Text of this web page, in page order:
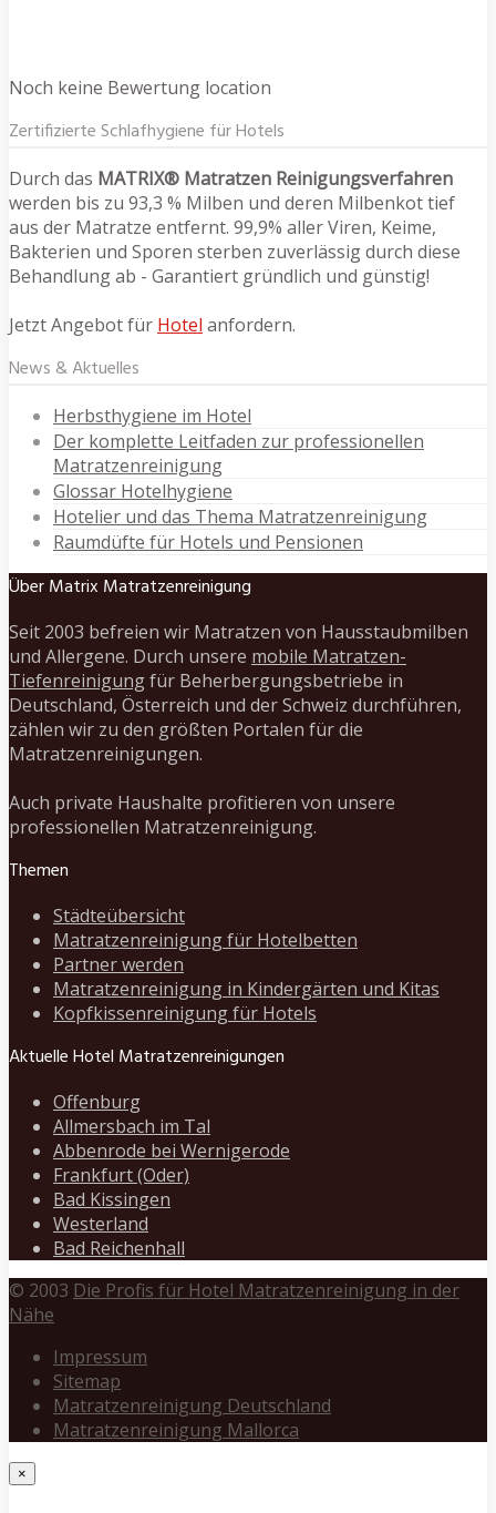
Noch keine Bewertung location
Zertifizierte Schlafhygiene für Hotels
Durch das MATRIX® Matratzen Reinigungsverfahren
werden bis zu 93,3 % Milben und deren Milbenkot tief
aus der Matratze entfernt. 99,9% aller Viren, Keime,
Bakterien und Sporen sterben zuverlässig durch diese
Behandlung ab - Garantiert gründlich und günstig!
Jetzt Angebot für Hotel anfordern.
News & Aktuelles
Herbsthygiene im Hotel
Der komplette Leitfaden zur professionellen
Matratzenreinigung
Glossar Hotelhygiene
Hotelier und das Thema Matratzenreinigung
Raumdüfte für Hotels und Pensionen
Über Matrix Matratzenreinigung
Seit 2003 befreien wir Matratzen von Hausstaubmilben
und Allergene. Durch unsere mobile Matratzen-
Tiefenreinigungfür Beherbergungsbetriebe in
Deutschland, Österreich und der Schweiz durchführen,
zählen wir zu den größten Portalen für die
Matratzenreinigungen.
Auch private Haushalte profitieren von unsere
professionellen Matratzenreinigung.
Themen
Städteübersicht
Matratzenreinigung für Hotelbetten
Partner werden
Matratzenreinigung in Kindergärten und Kitas
Kopfkissenreinigung für Hotels
Aktuelle Hotel Matratzenreinigungen
Offenburg
Allmersbach im Tal
Abbenrode bei Wernigerode
Frankfurt (Oder)
Bad Kissingen
Westerland
Bad Reichenhall
© 2003 Die Profis für Hotel Matratzenreinigung in der
Nähe
Impressum
Sitemap
Matratzenreinigung Deutschland
Matratzenreinigung Mallorca
×